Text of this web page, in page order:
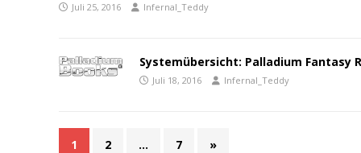
Juli 25, 2016 Infernal_Teddy
Systemübersicht: Palladium Fantasy
Juli 18, 2016 Infernal_Teddy
1 2 … 7 »